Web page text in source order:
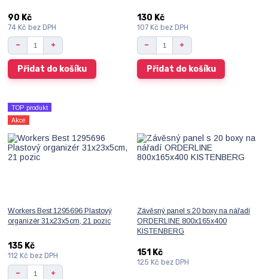
90 Kč
74 Kčbez DPH
Přidat do košíku
130 Kč
107 Kč bez DPH
Přidat do košíku
TOP produkt
Akce
Workers Best 1295696 Plastový
organizér 31x23x5cm, 21 pozic
135 Kč
112 Kčbez DPH
Závěsný panel s 20 boxy na nářadí
ORDERLINE 800x165x400
KISTENBERG
151 Kč
125 Kč bez DPH